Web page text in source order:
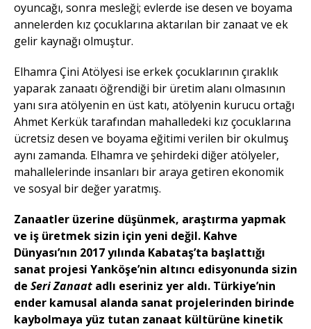
oyuncağı, sonra mesleği; evlerde ise desen ve boyama
annelerden kız çocuklarına aktarılan bir zanaat ve ek
gelir kaynağı olmuştur.
Elhamra Çini Atölyesi ise erkek çocuklarının çıraklık
yaparak zanaatı öğrendiği bir üretim alanı olmasının
yanı sıra atölyenin en üst katı, atölyenin kurucu ortağı
Ahmet Kerkük tarafından mahalledeki kız çocuklarına
ücretsiz desen ve boyama eğitimi verilen bir okulmuş
aynı zamanda. Elhamra ve şehirdeki diğer atölyeler,
mahallelerinde insanları bir araya getiren ekonomik
ve sosyal bir değer yaratmış.
Zanaatler üzerine düşünmek, araştırma yapmak
ve iş üretmek sizin için yeni değil. Kahve
Dünyası’nın 2017 yılında Kabataş’ta başlattığı
sanat projesi Yanköşe’nin altıncı edisyonunda sizin
de Seri Zanaat adlı eseriniz yer aldı. Türkiye’nin
ender kamusal alanda sanat projelerinden birinde
kaybolmaya yüz tutan zanaat kültürüne kinetik